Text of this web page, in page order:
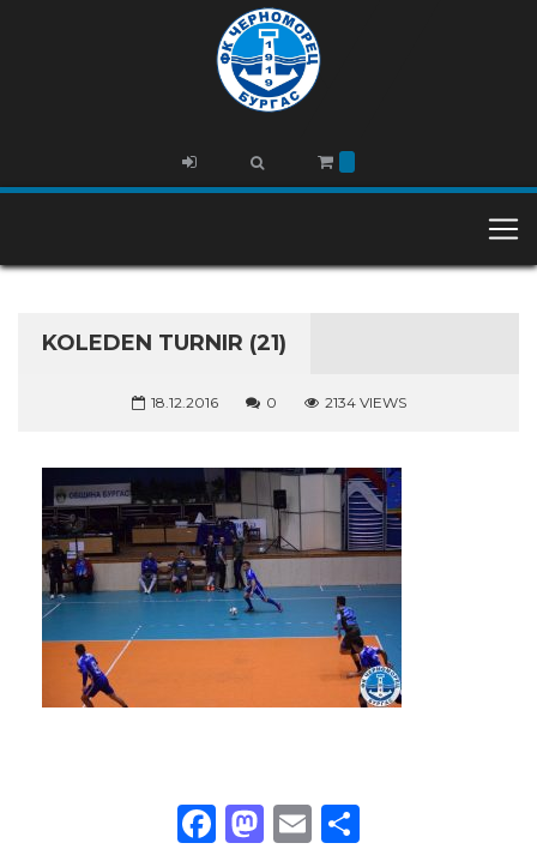
KOLEDEN TURNIR (21)
18.12.2016 0 2134 VIEWS
Facebook
Mastodon
Email